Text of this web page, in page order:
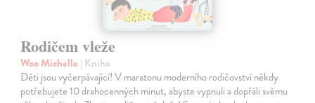
Rodičem vleže
Woo Michelle | Kniha
Děti jsou vyčerpávající! V maratonu moderního rodičovství někdy
potřebujete 10 drahocenných minut, abyste vypnuli a dopřáli svému